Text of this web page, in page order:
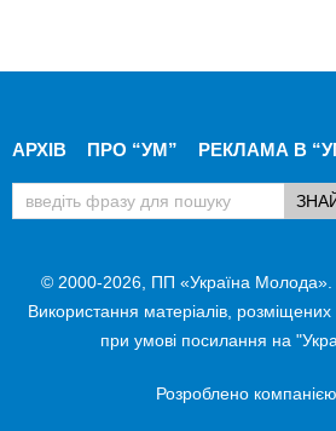
АРХІВ ПРО “УМ” РЕКЛАМА В
© 2000-2026, ПП «Україна Молода».
Використання матеріалів, розміщених
при умові посилання на
Розроблено компанією